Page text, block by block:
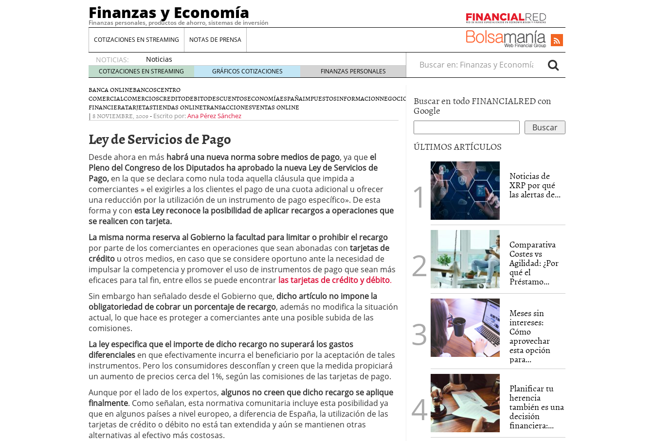
Finanzas y Economía
Finanzas personales, productos de ahorro, sistemas de inversión
COTIZACIONES EN STREAMING NOTAS DE PRENSA
NOTICIAS:
Noticias
de XRP
por qué
las
alertas
de
whales
llegar
tarde 16
de abril
de 2026
Comparativa Costes vs Agilidad: ¿Por qué el Préstamo Promotor privado
acelera la rentabilidad? 12 de diciembre de 2025
Meses sin intereses: Cómo aprovechar esta opción para gestionar tus
compras 24 de noviembre de 2025
Planificar tu herencia también es una decisión financiera: cómo anticiparte
a los costes
¿Cuánto cuesta un software punto de venta? 3 de octubre de 2025
COTIZACIONES EN STREAMING GRÁFICOS COTIZACIONES FINANZAS PERSONALES
Buscar en:
BANCA ONLINEBANCOSCENTRO
COMERCIALCOMERCIOSCREDITODEBITODESCUENTOSECONOMÍAESPAÑAIMPUESTOSINFORMACIONNEGOCIOS PRODUCTOSTARJETA
FINANCIERATARJETASTIENDAS ONLINETRANSACCIONESVENTAS ONLINE
| 8 NOVIEMBRE, 2009- Escrito por:Ana Pérez Sánchez
Ley de Servicios de Pago
Desde ahora en más habrá una nueva norma sobre medios de pago, ya que el
Pleno del Congreso de los Diputados ha aprobado la nueva Ley de Servicios de
Pago, en la que se declara como nula toda aquella cláusula que impida a
comerciantes » el exigirles a los clientes el pago de una cuota adicional u ofrecer
una reducción por la utilización de un instrumento de pago específico». De esta
forma y con esta Ley reconoce la posibilidad de aplicar recargos a operaciones que
se realicen con tarjeta.
La misma norma reserva al Gobierno la facultad para limitar o prohibir el recargo
por parte de los comerciantes en operaciones que sean abonadas con tarjetas de
crédito u otros medios, en caso que se considere oportuno ante la necesidad de
impulsar la competencia y promover el uso de instrumentos de pago que sean más
eficaces para tal fin, entre ellos se puede encontrar las tarjetas de crédito y débito.
Sin embargo han señalado desde el Gobierno que, dicho artículo no impone la
obligatoriedad de cobrar un porcentaje de recargo, además no modifica la situación
actual, lo que hace es proteger a comerciantes ante una posible subida de las
comisiones.
La ley especifica que el importe de dicho recargo no superará los gastos
diferenciales en que efectivamente incurra el beneficiario por la aceptación de tales
instrumentos. Pero los consumidores desconfían y creen que la medida propiciará
un aumento de precios cerca del 1%, según las comisiones de las tarjetas de pago.
Aunque por el lado de los expertos, algunos no creen que dicho recargo se aplique
finalmente. Como señalan, esta normativa comunitaria incluye esta posibilidad ya
que en algunos países a nivel europeo, a diferencia de España, la utilización de las
tarjetas de crédito o débito no está tan extendida y aún se mantienen otras
alternativas al efectivo más costosas.
Buscar en todo FINANCIALRED con
Google
ÚLTIMOS ARTÍCULOS
Noticias de
XRP por qué
las alertas de...
Comparativa
Costes vs
Agilidad: ¿Por
qué el
Préstamo...
Meses sin
intereses:
Cómo
aprovechar
esta opción
para...
Planificar tu
herencia
también es una
decisión
financiera:...